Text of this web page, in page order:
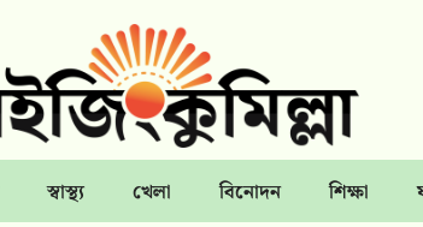
স্বাস্থ্য খেলা বিনোদন শিক্ষা